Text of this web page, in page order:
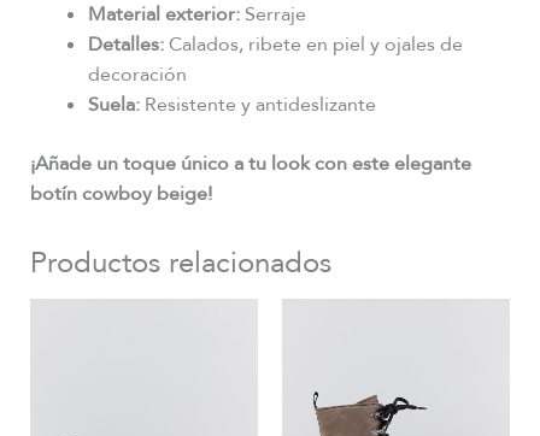
Material exterior:Serraje
Detalles:Calados, ribete en piel y ojales de
decoración
Suela:Resistente y antideslizante
¡Añade un toque único a tu look con este elegante
botín cowboy beige!
Productos relacionados